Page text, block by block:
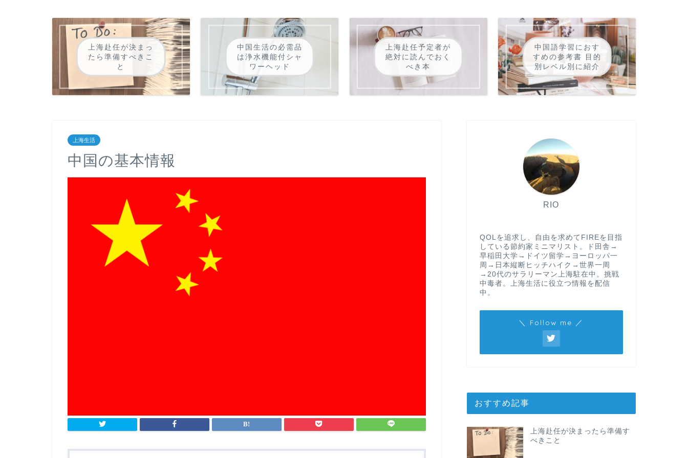
上海赴任が決まっ
たら準備すべきこ
と
中国生活の必需品
は浄水機能付シャ
ワーヘッド
上海赴任予定者が
絶対に読んでおく
べき本
中国語学習におす
すめの参考書 目的
別レベル別に紹介
上海生活
中国の基本情報
RIO
QOLを追求し、自由を求めてFIREを目指
している節約家ミニマリスト。ド田舎→
早稲田大学→ドイツ留学→ヨーロッパ一
周→日本縦断ヒッチハイク→世界一周
→20代のサラリーマン上海駐在中。挑戦
中毒者。上海生活に役立つ情報を配信
中。
＼ Follow me ／
おすすめ記事
上海赴任が決まったら準備す
べきこと